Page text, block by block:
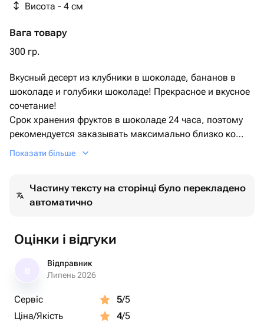
Висота - 4 см
Вага товару
300 гр.
Вкусный десерт из клубники в шоколаде, бананов в
шоколаде и голубики шоколаде! Прекрасное и вкусное
сочетание!
Срок хранения фруктов в шоколаде 24 часа, поэтому
рекомендуется заказывать максимально близко ко
времени вручения подарка.
Показати більше
Частину тексту на сторінці було перекладено
автоматично
Оцінки і відгуки
Відправник
Липень 2026
Сервіс 5/5
Ціна/Якість
4/5